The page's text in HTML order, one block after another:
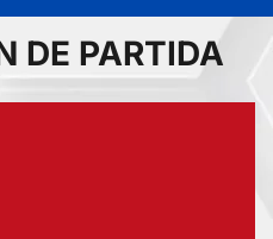
DE PARTIDA